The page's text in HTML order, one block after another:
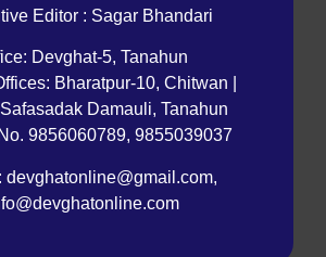
Editor : Sagar Bhandari
Devghat-5, Tanahun
Bharatpur-10, Chitwan |
Damauli, Tanahun
9856060789, 9855039037
devghatonline@gmail.com,